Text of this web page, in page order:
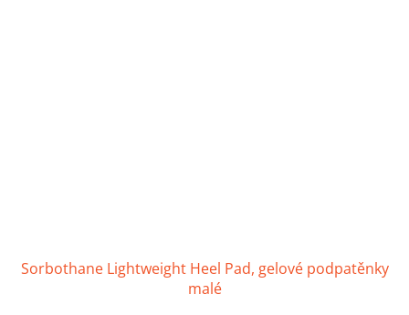
Sorbothane Lightweight Heel Pad, gelové podpatěnky
malé